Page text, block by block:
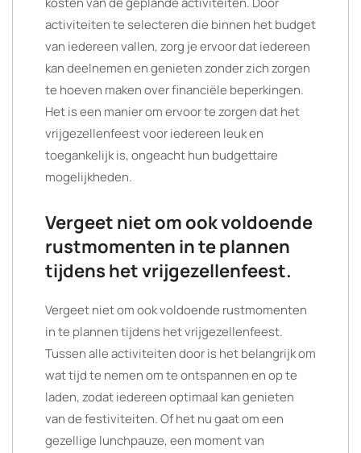
activiteiten te selecteren die binnen het budget
van iedereen vallen, zorg je ervoor dat iedereen
kan deelnemen en genieten zonder zich zorgen
te hoeven maken over financiële beperkingen.
Het is een manier om ervoor te zorgen dat het
vrijgezellenfeest voor iedereen leuk en
toegankelijk is, ongeacht hun budgettaire
mogelijkheden.
Vergeet niet om ook voldoende
rustmomenten in te plannen
tijdens het vrijgezellenfeest.
Vergeet niet om ook voldoende rustmomenten
in te plannen tijdens het vrijgezellenfeest.
Tussen alle activiteiten door is het belangrijk om
wat tijd te nemen om te ontspannen en op te
laden, zodat iedereen optimaal kan genieten
van de festiviteiten. Of het nu gaat om een
gezellige lunchpauze, een moment van